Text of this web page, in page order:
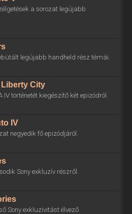
a sorozat legújabb
legújabb handheld rész témái.
City
IV történetét kiegészítő két epizódról.
IV
negyedik fő epizódjáról.
Sony exkluzív részről.
Sony exkluzivitást élvező